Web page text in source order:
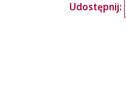
Udostępnij: